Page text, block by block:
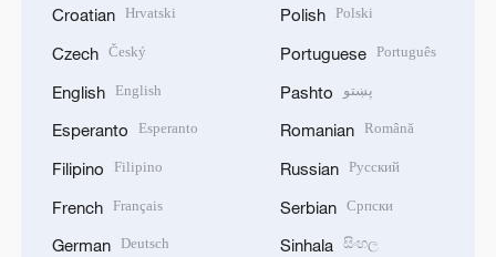
Croatian Hrvatski
Czech Český
English English
Esperanto Esperanto
Filipino Filipino
French Français
German Deutsch
Polish Polski
Portuguese Português
Pashto پښتو
Romanian Română
Russian Русский
Serbian Српски
Sinhala සිංහල